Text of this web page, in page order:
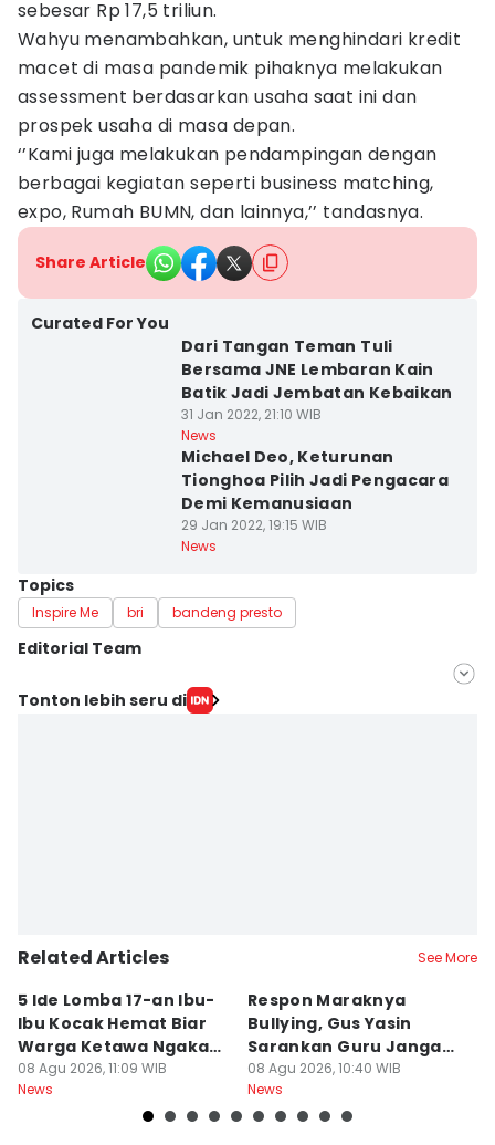
sebesar Rp 17,5 triliun.
Wahyu menambahkan, untuk menghindari kredit
macet di masa pandemik pihaknya melakukan
assessment berdasarkan usaha saat ini dan
prospek usaha di masa depan.
‘’Kami juga melakukan pendampingan dengan
berbagai kegiatan seperti business matching,
expo, Rumah BUMN, dan lainnya,’’ tandasnya.
Share Article
Curated For You
Dari Tangan Teman Tuli
Bersama JNE Lembaran Kain
Batik Jadi Jembatan Kebaikan
31 Jan 2022, 21:10 WIB
News
Michael Deo, Keturunan
Tionghoa Pilih Jadi Pengacara
Demi Kemanusiaan
29 Jan 2022, 19:15 WIB
News
Topics
Inspire Me bri bandeng presto
Editorial Team
Editor
Tonton lebih seru di
Related Articles See More
5 Ide Lomba 17-an Ibu-
Ibu Kocak Hemat Biar
Warga Ketawa Ngakak
Pas Hari Kemerdekaan
08 Agu 2026, 11:09 WIB
News
Respon Maraknya
Bullying, Gus Yasin
Sarankan Guru Jangan
Bebani Siswa
08 Agu 2026, 10:40 WIB
News